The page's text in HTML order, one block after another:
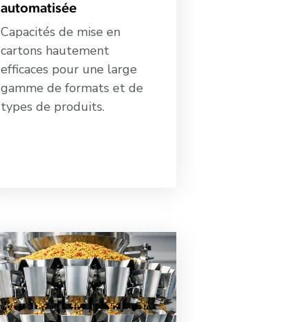
automatisée
Capacités de mise en
cartons hautement
efficaces pour une large
gamme de formats et de
types de produits.